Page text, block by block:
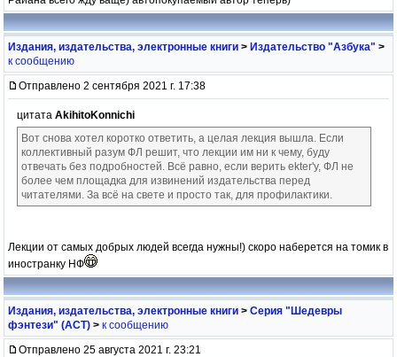
Издания, издательства, электронные книги > Издательство "Азбука" >
к сообщению
Отправлено 2 сентября 2021 г. 17:38
цитата AkihitoKonnichi
Вот снова хотел коротко ответить, а целая лекция вышла. Если
коллективный разум ФЛ решит, что лекции им ни к чему, буду
отвечать без подробностей. Всё равно, если верить ekter'у, ФЛ не
более чем площадка для извинений издательства перед
читателями. За всё на свете и просто так, для профилактики.
Лекции от самых добрых людей всегда нужны!) скоро наберется на томик в
иностранку НФ
Издания, издательства, электронные книги > Серия "Шедевры
фэнтези" (АСТ) > к сообщению
Отправлено 25 августа 2021 г. 23:21